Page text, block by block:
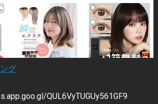
グ
QUL6VyTUGUy561GF9